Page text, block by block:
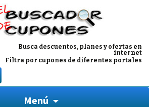
Busca descuentos, planes y ofertas en
internet
Filtra por cupones de diferentes portales
Menú